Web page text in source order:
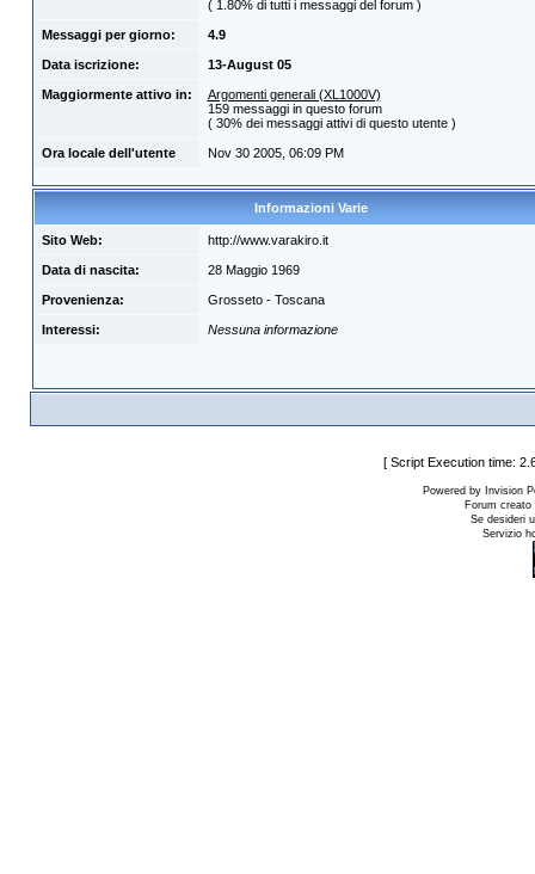
( 1.80% di tutti i messaggi del forum )
Messaggi per giorno: 4.9
Data iscrizione: 13-August 05
Maggiormente attivo in:
Argomenti generali (XL1000V)
159 messaggi in questo forum
( 30% dei messaggi attivi di questo utente )
Ora locale dell'utente Nov 30 2005, 06:09 PM
Informazioni Varie
Sito Web: http://www.varakiro.it
Data di nascita: 28 Maggio 1969
Provenienza: Grosseto - Toscana
Interessi: Nessuna informazione
[ Script Execution time:
Powered by Invision
Forum
Se desideri
Servizio